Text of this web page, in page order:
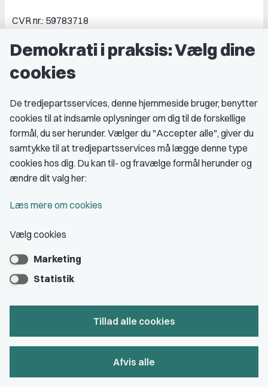
CVR nr.: 59783718
Book samtale
Genveje
Om DJ
DJ in English
Find freelancer
Privatlivs- & cookiepolitik
Åbnings- og telefontider
A-kasse: AJKS
DJ's jobportal
Grupper og kredse
Studenterorganisationer
Demokrati i praksis: Vælg dine
cookies
De tredjepartsservices, denne hjemmeside bruger, benytter
cookies til at indsamle oplysninger om dig til de forskellige
formål, du ser herunder. Vælger du "Accepter alle", giver du
samtykke til at tredjepartsservices må lægge denne type
cookies hos dig. Du kan til- og fravælge formål herunder og
ændre dit valg her:
Læs mere om cookies
Vælg cookies
Marketing
Statistik
Tillad alle cookies
Afvis alle